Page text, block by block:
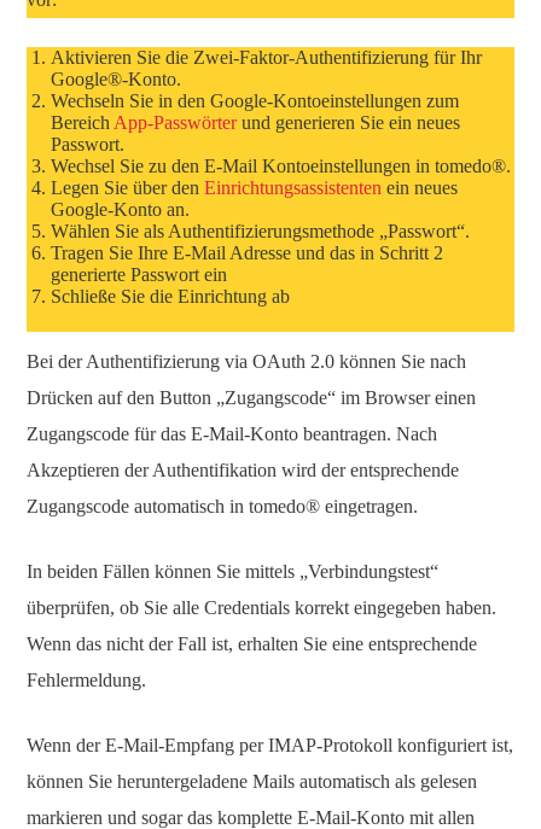
Aktivieren Sie die Zwei-Faktor-Authentifizierung für Ihr
Google®-Konto.
Wechseln Sie in den Google-Kontoeinstellungen zum
Bereich App-Passwörterund generieren Sie ein neues
Passwort.
Wechsel Sie zu den E-Mail Kontoeinstellungen in tomedo®.
Legen Sie über den Einrichtungsassistenten ein neues
Google-Konto an.
Wählen Sie als Authentifizierungsmethode „Passwort“.
Tragen Sie Ihre E-Mail Adresse und das in Schritt 2
generierte Passwort ein
Schließe Sie die Einrichtung ab
Bei der Authentifizierung via OAuth 2.0 können Sie nach
Drücken auf den Button „Zugangscode“ im Browser einen
Zugangscode für das E-Mail-Konto beantragen. Nach
Akzeptieren der Authentifikation wird der entsprechende
Zugangscode automatisch in tomedo® eingetragen.
In beiden Fällen können Sie mittels „Verbindungstest“
überprüfen, ob Sie alle Credentials korrekt eingegeben haben.
Wenn das nicht der Fall ist, erhalten Sie eine entsprechende
Fehlermeldung.
Wenn der E-Mail-Empfang per IMAP-Protokoll konfiguriert ist,
können Sie heruntergeladene Mails automatisch als gelesen
markieren und sogar das komplette E-Mail-Konto mit allen